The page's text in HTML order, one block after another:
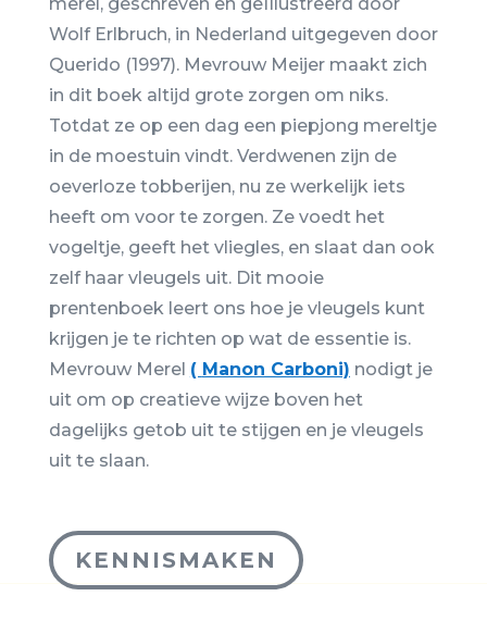
Wolf Erlbruch, in Nederland uitgegeven door
Querido (1997). Mevrouw Meijer maakt zich
in dit boek altijd grote zorgen om niks.
Totdat ze op een dag een piepjong mereltje
in de moestuin vindt. Verdwenen zijn de
oeverloze tobberijen, nu ze werkelijk iets
heeft om voor te zorgen. Ze voedt het
vogeltje, geeft het vliegles, en slaat dan ook
zelf haar vleugels uit. Dit mooie
prentenboek leert ons hoe je vleugels kunt
krijgen je te richten op wat de essentie is.
Mevrouw Merel ( Manon Carboni) nodigt je
uit om op creatieve wijze boven het
dagelijks getob uit te stijgen en je vleugels
uit te slaan.
KENNISMAKEN